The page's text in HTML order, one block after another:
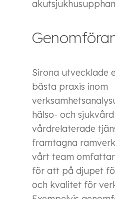
Sirona utvecklade
bästa praxis inom
hälso- och
vårdrelaterade
framtagna
vårt team
för att på djupet
och kvalitet för